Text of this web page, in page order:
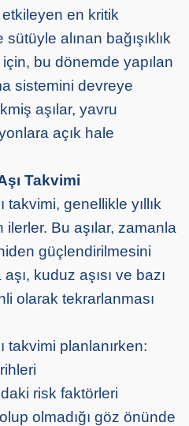
etkileyen en kritik
alınan bağışıklık
bu dönemde yapılan
sistemini devreye
aşılar, yavru
açık hale
Takvimi
genellikle yıllık
ilerler. Bu aşılar, zamanla
güçlendirilmesini
kuduz aşısı ve bazı
olarak tekrarlanması
takvimi planlanırken:
risk faktörleri
olmadığı göz önünde